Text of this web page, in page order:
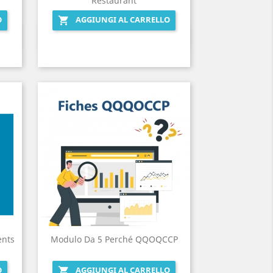

AGGIUNGI AL CARRELLO
Modulo Da 5 Perché QQOQCCP
AGGIUNGI AL CARRELLO